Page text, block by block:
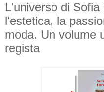
L'universo di
l'estetica, la
moda. Un volume
regista